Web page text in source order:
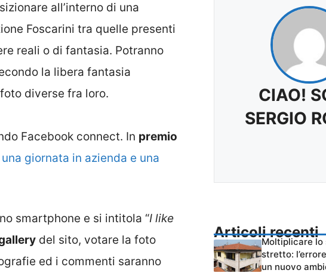
all’interno di una
Foscarini tra quelle presenti
reali o di fantasia. Potranno
la libera fantasia
diverse fra loro.
Facebook connect. In premio
giornata in azienda e una
smartphone e si intitola “I like
del sito, votare la foto
ed i commenti saranno
CIAO!
SERGIO
Articoli recenti
Moltiplicare lo
stretto:
un nuovo